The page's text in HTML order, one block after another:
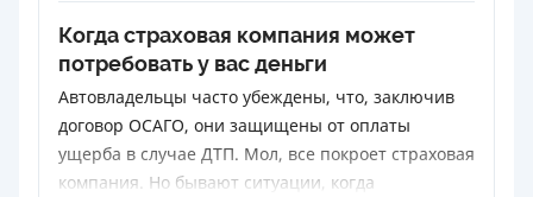
Когда страховая компания может
потребовать у вас деньги
Автовладельцы часто убеждены, что, заключив
договор ОСАГО, они защищены от оплаты
ущерба в случае ДТП. Мол, все покроет страховая
компания. Но бывают ситуации, когда